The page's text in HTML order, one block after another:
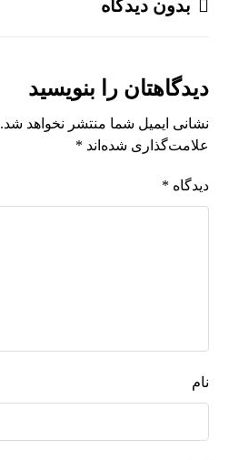
بدون دیدگاه
دیدگاهتان را بنویسید
نشانی ایمیل شما منتشر نخواهد شد.
علامت‌گذاری شده‌اند *
دیدگاه *
نام